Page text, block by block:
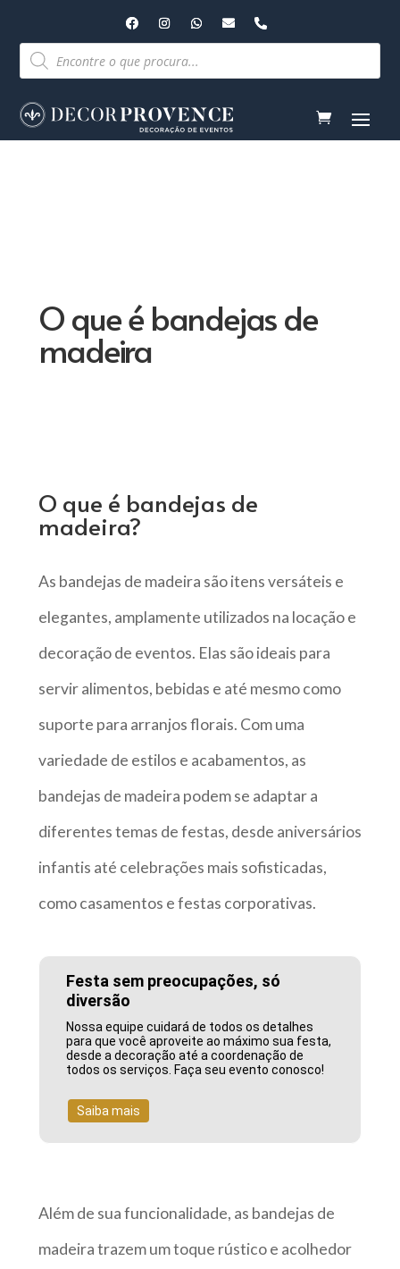
Pesquisar
produtos
O que é bandejas de
madeira
O que é bandejas de
madeira?
As bandejas de madeira são itens versáteis e
elegantes, amplamente utilizados na locação e
decoração de eventos. Elas são ideais para
servir alimentos, bebidas e até mesmo como
suporte para arranjos florais. Com uma
variedade de estilos e acabamentos, as
bandejas de madeira podem se adaptar a
diferentes temas de festas, desde aniversários
infantis até celebrações mais sofisticadas,
como casamentos e festas corporativas.
Festa sem preocupações, só
diversão
Nossa equipe cuidará de todos os detalhes
para que você aproveite ao máximo sua festa,
desde a decoração até a coordenação de
todos os serviços. Faça seu evento conosco!
Saiba mais
Além de sua funcionalidade, as bandejas de
madeira trazem um toque rústico e acolhedor